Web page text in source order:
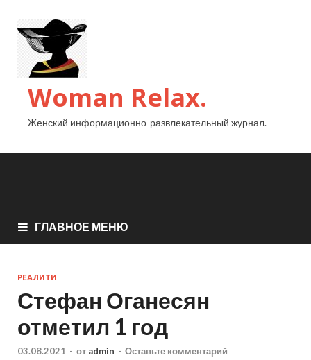
Woman Relax.
Женский информационно-развлекательный журнал.
ГЛАВНОЕ МЕНЮ
РЕАЛИТИ
Стефан Оганесян
отметил 1 год
03.08.2021 - от admin - Оставьте комментарий